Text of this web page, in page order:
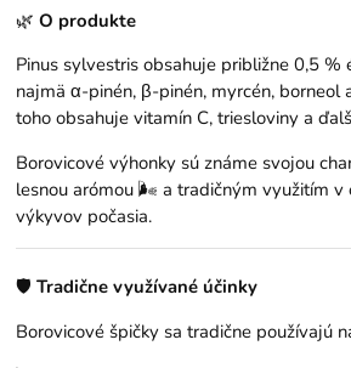
🌿O produkte
Pinus sylvestris obsahuje približne 0,5 %
najmä α-pinén, β-pinén, myrcén, borneol
toho obsahuje vitamín C, triesloviny a
Borovicové výhonky sú známe svojou
lesnou arómou 🌬️ a tradičným využitím v
výkyvov počasia.
🛡️Tradične využívané účinky
Borovicové špičky sa tradične používajú